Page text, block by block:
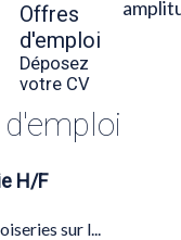
Offres
d'emploi
Déposez
votre CV
H/F
sur l...